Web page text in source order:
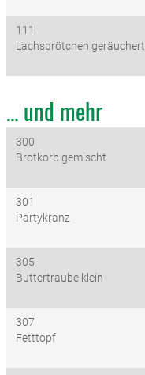
111
Lachsbrötchen geräuchert
... und mehr
300
Brotkorb gemischt
301
Partykranz
305
Buttertraube klein
307
Fetttopf